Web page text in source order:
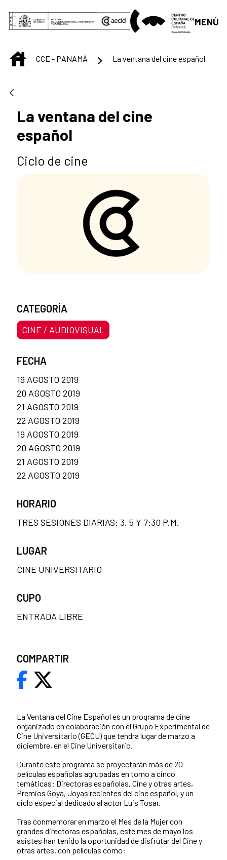
Saltar al contenido principal
MENÚ
INICIOCCE - PANAMÁ La ventana del cine español
La ventana del cine
español
Ciclo de cine
La Ventana del Cine Español es un programa de cine
organizado en colaboración con el Grupo Experimental de
Cine Universitario (GECU) que tendrá lugar de marzo a
diciembre, en el Cine Universitario.
Durante este programa se proyectarán más de 20
películas españolas agrupadas en torno a cinco
temáticas: Directoras españolas, Cine y otras artes,
Premios Goya, Joyas recientes del cine español, y un
ciclo especial dedicado al actor Luis Tosar.
Tras conmemorar en marzo el Mes de la Mujer con
grandes directoras españolas, este mes de mayo los
asistes han tenido la oportunidad de disfrutar del Cine y
otras artes, con películas como:
CATEGORÍA
CINE / AUDIOVISUAL
FECHA
19 AGOSTO 2019
20 AGOSTO 2019
21 AGOSTO 2019
22 AGOSTO 2019
19 AGOSTO 2019
20 AGOSTO 2019
21 AGOSTO 2019
22 AGOSTO 2019
HORARIO
TRES SESIONES DIARIAS: 3, 5 Y 7:30 P.M.
LUGAR
CINE UNIVERSITARIO
CUPO
ENTRADA LIBRE
COMPARTIR